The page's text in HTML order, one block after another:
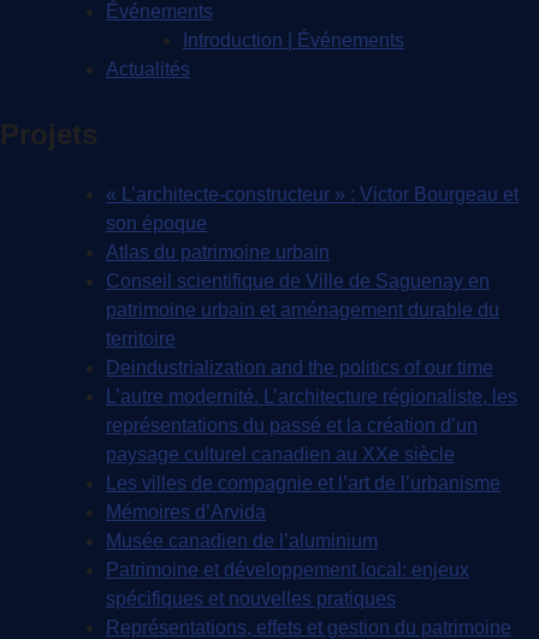
Événements
Introduction | Événements
Actualités
Projets
« L’architecte-constructeur » : Victor Bourgeau et
son époque
Atlas du patrimoine urbain
Conseil scientifique de Ville de Saguenay en
patrimoine urbain et aménagement durable du
territoire
Deindustrialization and the politics of our time
L’autre modernité. L’architecture régionaliste, les
représentations du passé et la création d’un
paysage culturel canadien au XXe siècle
Les villes de compagnie et l’art de l’urbanisme
Mémoires d’Arvida
Musée canadien de l’aluminium
Patrimoine et développement local: enjeux
spécifiques et nouvelles pratiques
Représentations, effets et gestion du patrimoine